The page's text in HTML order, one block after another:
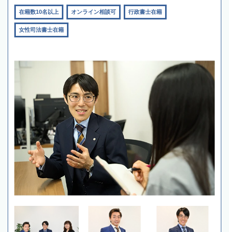
在籍数10名以上 オンライン相談可 行政書士在籍
女性司法書士在籍